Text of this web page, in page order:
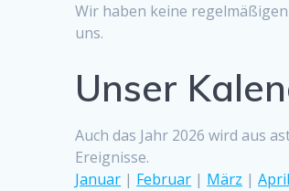
Wir haben keine
uns.
Unser
Auch das Jahr 2026 wird aus
Ereignisse.
Januar | Februar | März |April